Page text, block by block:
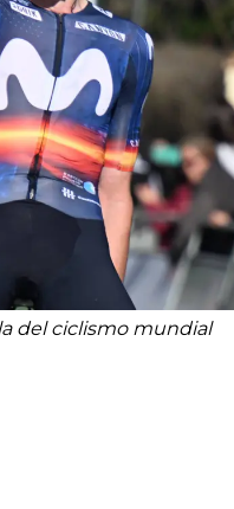
del ciclismo mundial